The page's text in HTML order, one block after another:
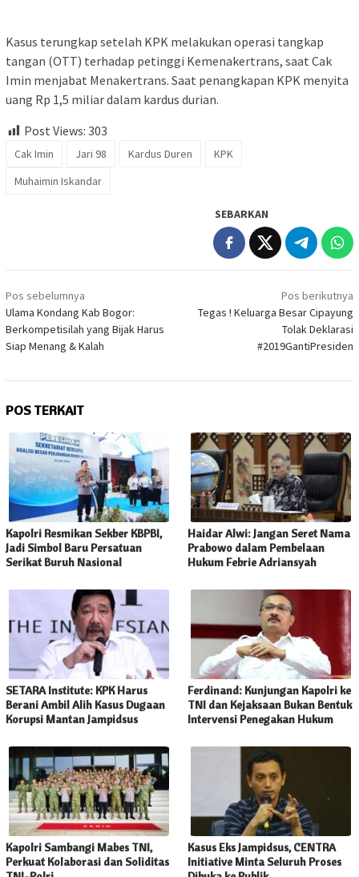
Kasus terungkap setelah KPK melakukan operasi tangkap
tangan (OTT) terhadap petinggi Kemenakertrans, saat Cak
Imin menjabat Menakertrans. Saat penangkapan KPK menyita
uang Rp 1,5 miliar dalam kardus durian.
Post Views: 303
Cak Imin Jari 98 Kardus Duren
KPK
Muhaimin Iskandar
SEBARKAN
Navigasi
pos
Pos sebelumnya
Ulama Kondang Kab Bogor:
Berkompetisilah yang Bijak Harus
Siap Menang & Kalah
Pos berikutnya
Tegas ! Keluarga Besar Cipayung
Tolak Deklarasi
#2019GantiPresiden
POS TERKAIT
Kapolri Resmikan Sekber KBPBI,
Jadi Simbol Baru Persatuan
Serikat Buruh Nasional
Haidar Alwi: Jangan Seret Nama
Prabowo dalam Pembelaan
Hukum Febrie Adriansyah
SETARA Institute: KPK Harus
Berani Ambil Alih Kasus Dugaan
Korupsi Mantan Jampidsus
Ferdinand: Kunjungan Kapolri ke
TNI dan Kejaksaan Bukan Bentuk
Intervensi Penegakan Hukum
Kapolri Sambangi Mabes TNI,
Perkuat Kolaborasi dan Soliditas
Kasus Eks Jampidsus, CENTRA
Initiative Minta Seluruh Proses